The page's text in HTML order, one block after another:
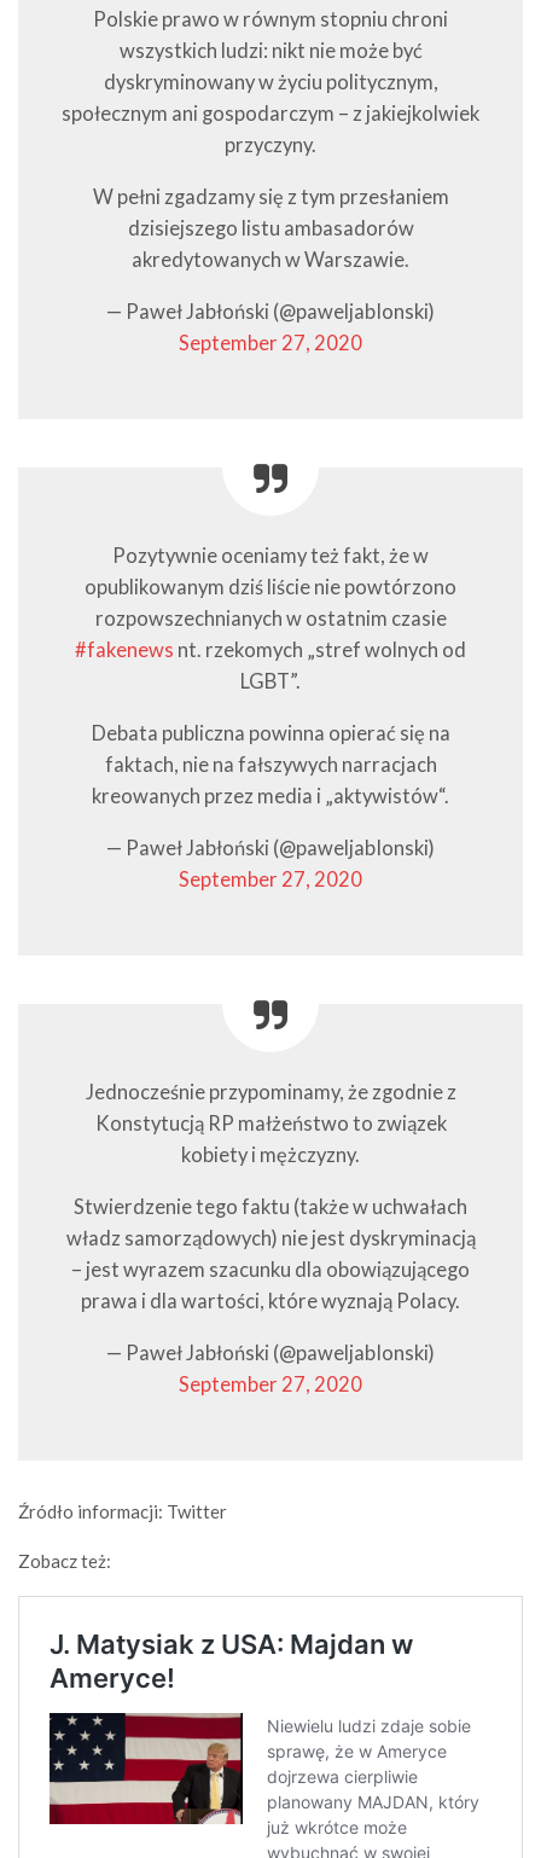
Polskie prawo w równym stopniu chroni
wszystkich ludzi: nikt nie może być
dyskryminowany w życiu politycznym,
społecznym ani gospodarczym – z jakiejkolwiek
przyczyny.
W pełni zgadzamy się z tym przesłaniem
dzisiejszego listu ambasadorów
akredytowanych w Warszawie.
— Paweł Jabłoński (@paweljabIonski)
September 27, 2020
Pozytywnie oceniamy też fakt, że w
opublikowanym dziś liście nie powtórzono
rozpowszechnianych w ostatnim czasie
#fakenews nt. rzekomych „stref wolnych od
LGBT”.
Debata publiczna powinna opierać się na
faktach, nie na fałszywych narracjach
kreowanych przez media i „aktywistów“.
— Paweł Jabłoński (@paweljabIonski)
September 27, 2020
Jednocześnie przypominamy, że zgodnie z
Konstytucją RP małżeństwo to związek
kobiety i mężczyzny.
Stwierdzenie tego faktu (także w uchwałach
władz samorządowych) nie jest dyskryminacją
– jest wyrazem szacunku dla obowiązującego
prawa i dla wartości, które wyznają Polacy.
— Paweł Jabłoński (@paweljabIonski)
September 27, 2020
Źródło informacji: Twitter
Zobacz też: